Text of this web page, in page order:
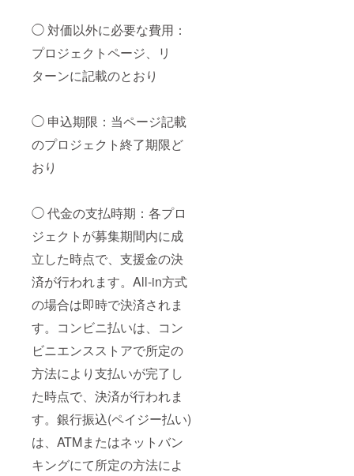
◯ 対価以外に必要な費用：
プロジェクトページ、リ
ターンに記載のとおり
◯ 申込期限：当ページ記載
のプロジェクト終了期限ど
おり
◯ 代金の支払時期：各プロ
ジェクトが募集期間内に成
立した時点で、支援金の決
済が行われます。All-in方式
の場合は即時で決済されま
す。コンビニ払いは、コン
ビニエンスストアで所定の
方法により支払いが完了し
た時点で、決済が行われま
す。銀行振込(ペイジー払い)
は、ATMまたはネットバン
キングにて所定の方法によ